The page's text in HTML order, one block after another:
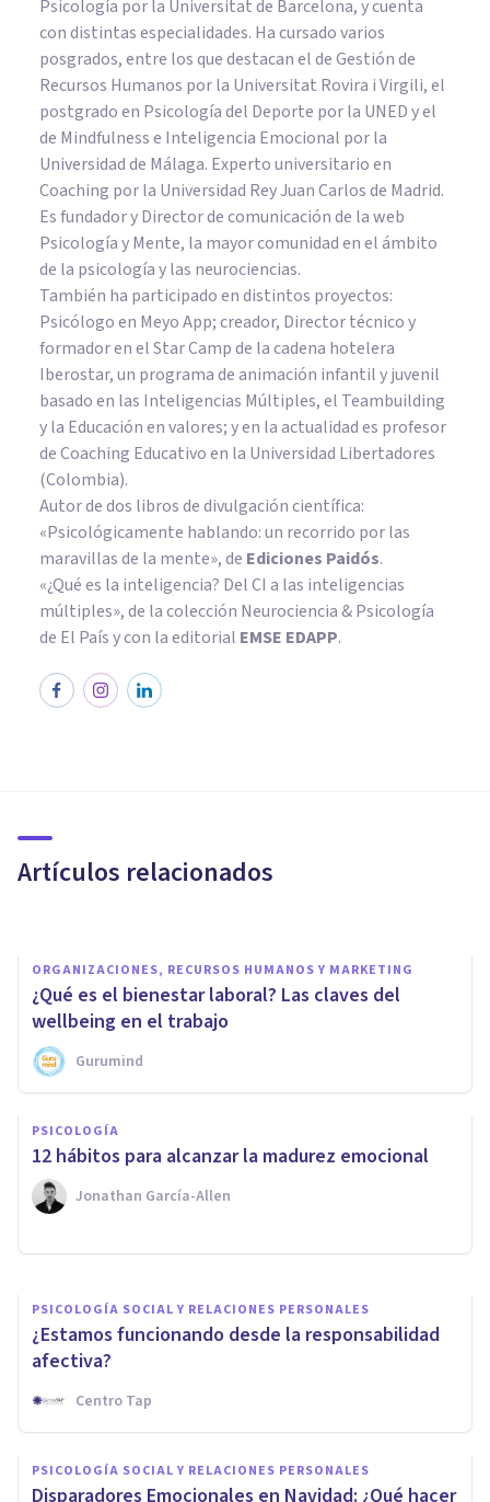
Psicología por la Universitat de Barcelona, y cuenta
con distintas especialidades. Ha cursado varios
posgrados, entre los que destacan el de Gestión de
Recursos Humanos por la Universitat Rovira i Virgili, el
postgrado en Psicología del Deporte por la UNED y el
de Mindfulness e Inteligencia Emocional por la
Universidad de Málaga. Experto universitario en
Coaching por la Universidad Rey Juan Carlos de Madrid.
Es fundador y Director de comunicación de la web
Psicología y Mente, la mayor comunidad en el ámbito
de la psicología y las neurociencias.
También ha participado en distintos proyectos:
Psicólogo en Meyo App; creador, Director técnico y
formador en el Star Camp de la cadena hotelera
Iberostar, un programa de animación infantil y juvenil
basado en las Inteligencias Múltiples, el Teambuilding
y la Educación en valores; y en la actualidad es profesor
de Coaching Educativo en la Universidad Libertadores
(Colombia).
Autor de dos libros de divulgación científica:
«Psicológicamente hablando: un recorrido por las
maravillas de la mente», de Ediciones Paidós.
«¿Qué es la inteligencia? Del CI a las inteligencias
múltiples», de la colección Neurociencia & Psicología
de El País y con la editorial EMSE EDAPP.
Artículos relacionados
Psicología
ORGANIZACIONES, RECURSOS HUMANOS Y MARKETING
¿Qué es el bienestar laboral? Las claves del
wellbeing en el trabajo
Gurumind
PSICOLOGÍA
12 hábitos para alcanzar la madurez emocional
Jonathan García-Allen
COACHING Y LIDERAZGO
45 blogs de Desarrollo
Personal totalmente
recomendables
PSICOLOGÍA SOCIAL Y RELACIONES PERSONALES
¿Estamos funcionando desde la responsabilidad
afectiva?
Centro Tap
PSICOLOGÍA SOCIAL Y RELACIONES PERSONALES
Disparadores Emocionales en Navidad: ¿Qué hacer